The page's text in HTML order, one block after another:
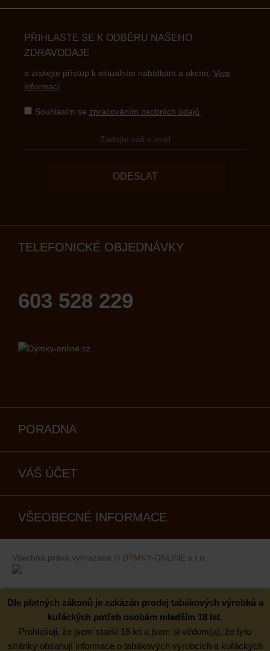
PŘIHLASTE SE K ODBĚRU NAŠEHO
ZDRAVODAJE
a získejte přístup k aktuálním nabídkám a akcím. Více
informací
Souhlasím se zpracováním osobních údajů
ODESLAT
TELEFONICKÉ OBJEDNÁVKY
603 528 229
PORADNA
VÁŠ ÚČET
VŠEOBECNÉ INFORMACE
Všechna práva vyhrazena © DÝMKY-ONLINE s.r.o.
Dle platných zákonů je zakázán prodej tabákových výrobků a
kuřáckých potřeb osobám mladším 18 let.
Prohlašuji, že jsem starší 18 let a jsem si vědom(a), že tyto
stránky obsahují informace o tabákových výrobcích a kuřáckých